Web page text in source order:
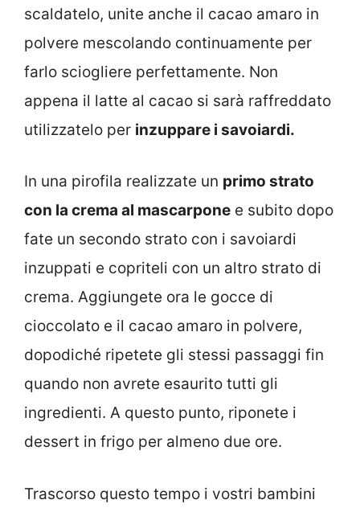
scaldatelo, unite anche il cacao amaro in
polvere mescolando continuamente per
farlo sciogliere perfettamente. Non
appena il latte al cacao si sarà raffreddato
utilizzatelo per inzuppare i savoiardi.
In una pirofila realizzate un primo strato
con la crema al mascarpone e subito dopo
fate un secondo strato con i savoiardi
inzuppati e copriteli con un altro strato di
crema. Aggiungete ora le gocce di
cioccolato e il cacao amaro in polvere,
dopodiché ripetete gli stessi passaggi fin
quando non avrete esaurito tutti gli
ingredienti. A questo punto, riponete i
dessert in frigo per almeno due ore.
Trascorso questo tempo i vostri bambini